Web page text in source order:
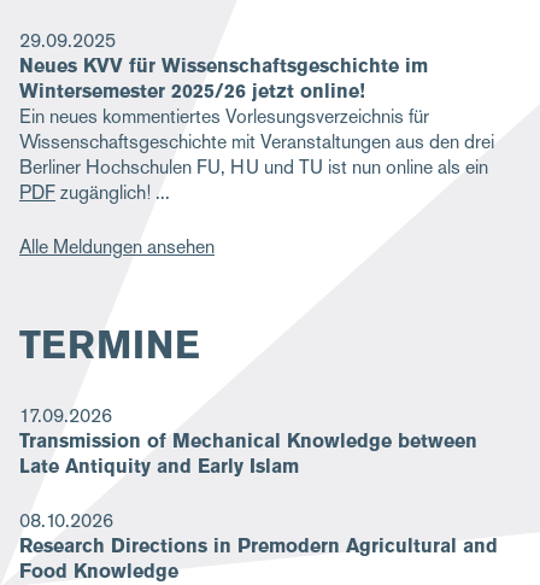
29.09.2025
Neues KVV für Wissenschaftsgeschichte im
Wintersemester 2025/26 jetzt online!
Ein neues kommentiertes Vorlesungsverzeichnis für
Wissenschaftsgeschichte mit Veranstaltungen aus den drei
Berliner Hochschulen FU, HU und TU ist nun online als ein
PDFzugänglich!
Alle Meldungen ansehen
TERMINE
17.09.2026
Transmission of Mechanical Knowledge between
Late Antiquity and Early Islam
08.10.2026
Research Directions in Premodern Agricultural and
Food Knowledge